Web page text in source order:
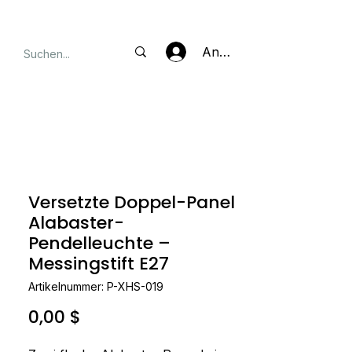
Anmelden
Versetzte Doppel-Panel
Alabaster-
Pendelleuchte –
Messingstift E27
Artikelnummer: P-XHS-019
0,00 $